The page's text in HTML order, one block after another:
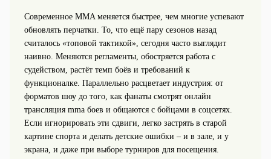
Современное MMA меняется быстрее, чем многие успевают
обновлять перчатки. То, что ещё пару сезонов назад
считалось «топовой тактикой», сегодня часто выглядит
наивно. Меняются регламенты, обостряется работа с
судейством, растёт темп боёв и требований к
функционалке. Параллельно расцветает индустрия: от
форматов шоу до того, как фанаты смотрят онлайн
трансляция mma боев и общаются с бойцами в соцсетях.
Если игнорировать эти сдвиги, легко застрять в старой
картине спорта и делать детские ошибки – и в зале, и у
экрана, и даже при выборе турниров для посещения.